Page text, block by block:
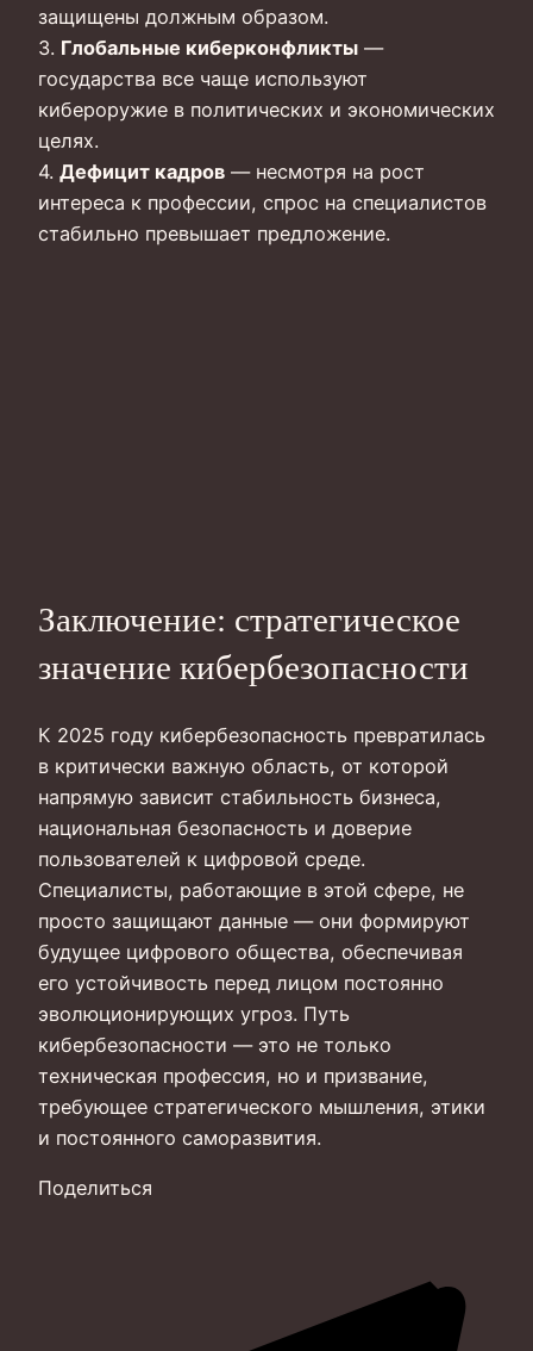
защищены должным образом.
3. Глобальные киберконфликты —
государства все чаще используют
кибероружие в политических и экономических
целях.
4. Дефицит кадров — несмотря на рост
интереса к профессии, спрос на специалистов
стабильно превышает предложение.
Заключение: стратегическое
значение кибербезопасности
К 2025 году кибербезопасность превратилась
в критически важную область, от которой
напрямую зависит стабильность бизнеса,
национальная безопасность и доверие
пользователей к цифровой среде.
Специалисты, работающие в этой сфере, не
просто защищают данные — они формируют
будущее цифрового общества, обеспечивая
его устойчивость перед лицом постоянно
эволюционирующих угроз. Путь
кибербезопасности — это не только
техническая профессия, но и призвание,
требующее стратегического мышления, этики
и постоянного саморазвития.
Поделиться